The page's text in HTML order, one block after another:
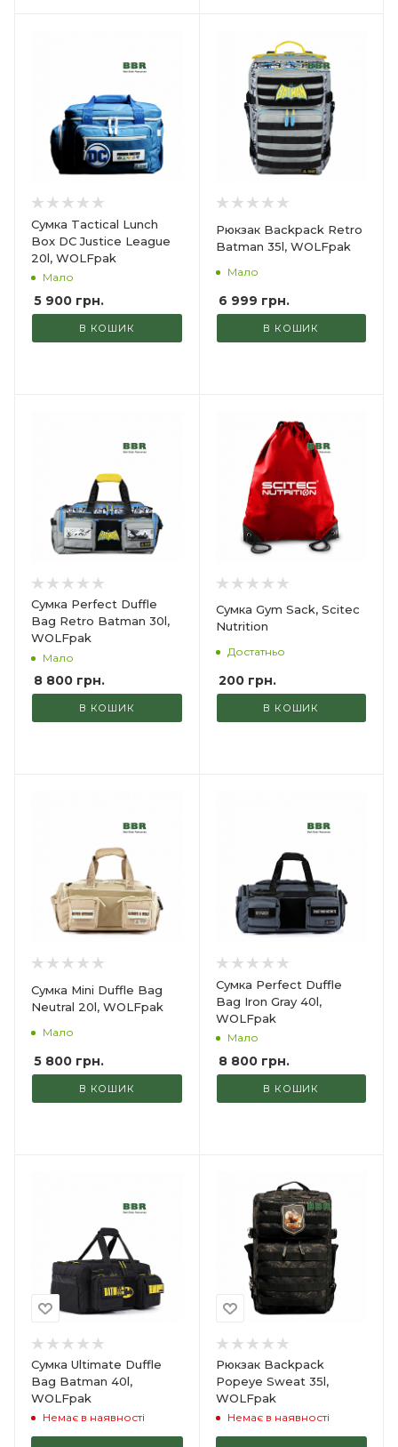
Сумка Tactical Lunch
Box DC Justice League
20l, WOLFpak
Мало
5 900 грн.
В КОШИК
Рюкзак Backpack Retro
Batman 35l, WOLFpak
Мало
6 999 грн.
В КОШИК
Сумка Perfect Duffle
Bag Retro Batman 30l,
WOLFpak
Мало
8 800 грн.
В КОШИК
Сумка Gym Sack, Scitec
Nutrition
Достатньо
200грн.
В КОШИК
Сумка Mini Duffle Bag
Neutral 20l, WOLFpak
Мало
5 800 грн.
В КОШИК
Сумка Perfect Duffle
Bag Iron Gray 40l,
WOLFpak
Мало
8 800грн.
В КОШИК
Сумка Ultimate Duffle
Bag Batman 40l,
WOLFpak
Немає в наявності
Рюкзак Backpack
Popeye Sweat 35l,
WOLFpak
Немає в наявності